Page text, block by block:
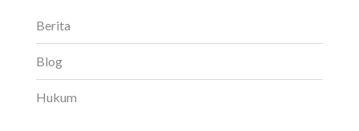
Berita
Blog
Hukum